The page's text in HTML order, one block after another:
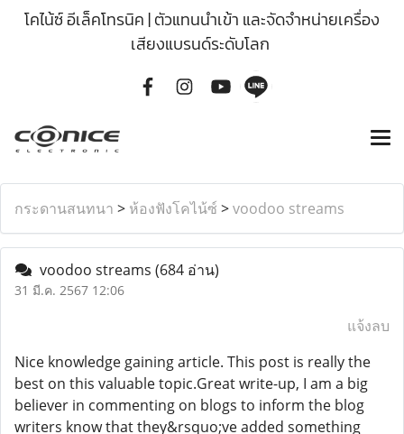
โคไน้ซ์ อีเล็คโทรนิค | ตัวแทนนำเข้า และจัดจำหน่ายเครื่อง
เสียงแบรนด์ระดับโลก
กระดานสนทนา > ห้องฟังโคไน้ซ์ >voodoo streams
voodoo streams (684 อ่าน)
31 มี.ค. 2567 12:06
แจ้งลบ
Nice knowledge gaining article. This post is really the
best on this valuable topic.Great write-up, I am a big
believer in commenting on blogs to inform the blog
writers know that they&rsquo;ve added something